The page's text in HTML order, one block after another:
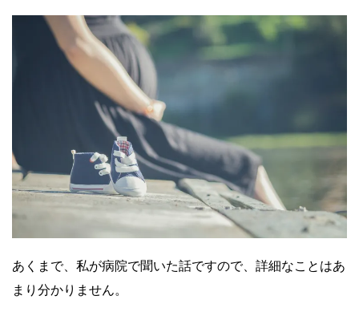
あくまで、私が病院で聞いた話ですので、詳細なことはあ
まり分かりません。